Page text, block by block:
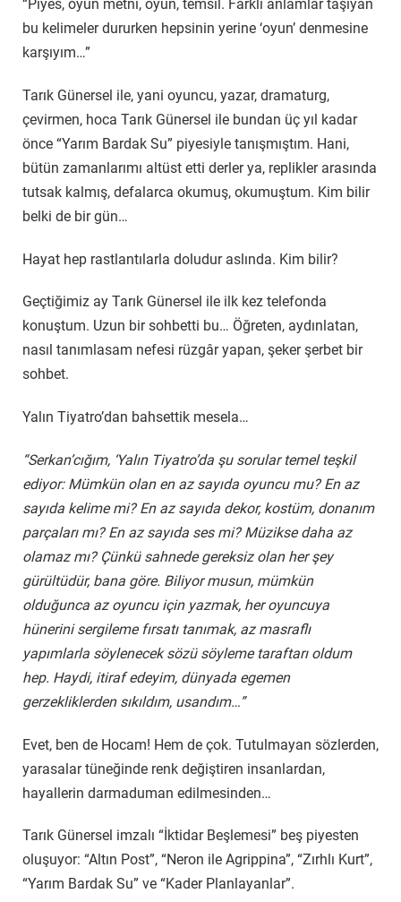
“Piyes, oyun metni, oyun, temsil. Farklı anlamlar taşıyan
bu kelimeler dururken hepsinin yerine ‘oyun’ denmesine
karşıyım…”
Tarık Günersel ile, yani oyuncu, yazar, dramaturg,
çevirmen, hoca Tarık Günersel ile bundan üç yıl kadar
önce “Yarım Bardak Su” piyesiyle tanışmıştım. Hani,
bütün zamanlarımı altüst etti derler ya, replikler arasında
tutsak kalmış, defalarca okumuş, okumuştum. Kim bilir
belki de bir gün…
Hayat hep rastlantılarla doludur aslında. Kim bilir?
Geçtiğimiz ay Tarık Günersel ile ilk kez telefonda
konuştum. Uzun bir sohbetti bu… Öğreten, aydınlatan,
nasıl tanımlasam nefesi rüzgâr yapan, şeker şerbet bir
sohbet.
Yalın Tiyatro’dan bahsettik mesela…
“Serkan’cığım, ‘Yalın Tiyatro’da şu sorular temel teşkil
ediyor: Mümkün olan en az sayıda oyuncu mu? En az
sayıda kelime mi? En az sayıda dekor, kostüm, donanım
parçaları mı? En az sayıda ses mi? Müzikse daha az
olamaz mı? Çünkü sahnede gereksiz olan her şey
gürültüdür, bana göre. Biliyor musun, mümkün
olduğunca az oyuncu için yazmak, her oyuncuya
hünerini sergileme fırsatı tanımak, az masraflı
yapımlarla söylenecek sözü söyleme taraftarı oldum
hep. Haydi, itiraf edeyim, dünyada egemen
gerzekliklerden sıkıldım, usandım…”
Evet, ben de Hocam! Hem de çok. Tutulmayan sözlerden,
yarasalar tüneğinde renk değiştiren insanlardan,
hayallerin darmaduman edilmesinden…
Tarık Günersel imzalı “İktidar Beşlemesi” beş piyesten
oluşuyor: “Altın Post”, “Neron ile Agrippina”, “Zırhlı Kurt”,
“Yarım Bardak Su” ve “Kader Planlayanlar”.